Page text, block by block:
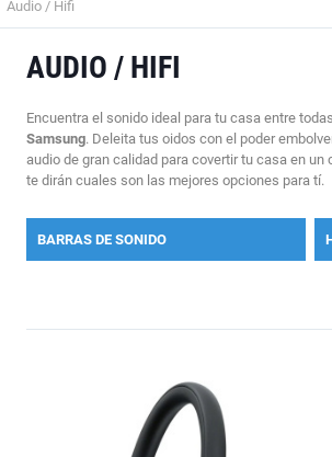
Audio / Hifi
AUDIO / HIFI
Encuentra el sonido ideal para tu casa entre
Samsung. Deleita tus oidos con el poder
audio de gran calidad para covertir tu casa en
te dirán cuales son las mejores opciones para tí.
BARRAS DE SONIDO